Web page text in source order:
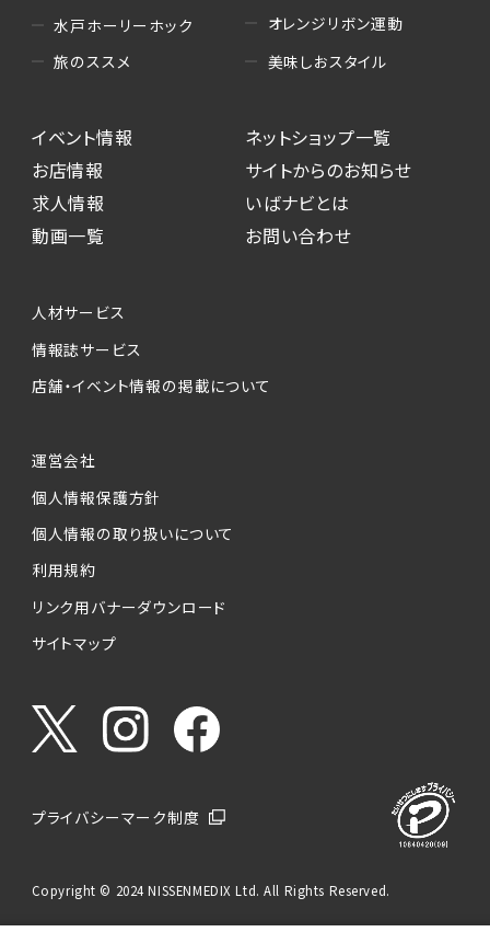
水戸ホーリーホック
旅のススメ
オレンジリボン運動
美味しおスタイル
イベント情報
お店情報
求人情報
動画一覧
ネットショップ一覧
サイトからのお知らせ
いばナビとは
お問い合わせ
人材サービス
情報誌サービス
店舗・イベント情報の掲載について
運営会社
個人情報保護方針
個人情報の取り扱いについて
利用規約
リンク用バナーダウンロード
サイトマップ
プライバシーマーク制度
Copyright © 2024 NISSENMEDIX Ltd. All Rights Reserved.